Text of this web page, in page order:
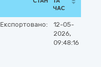
ЧАС
Експортовано:
12-05-
2026,
09:48:16